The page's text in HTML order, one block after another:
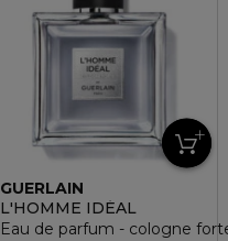
GUERLAIN
L'HOMME IDÉAL
Eau de parfum - cologne